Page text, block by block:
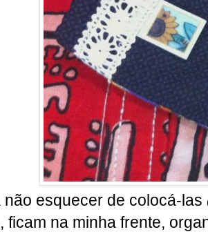
não esquecer de colocá-las
, ficam na minha frente,